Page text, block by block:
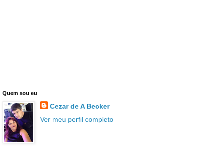
Quem sou eu
Cezar de A Becker
Ver meu perfil completo